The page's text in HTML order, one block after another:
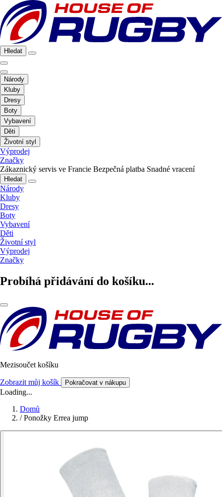
Hledat
Národy
Kluby
Dresy
Boty
Vybavení
Děti
Životní styl
Výprodej
Značky
Zákaznický servis ve Francie Bezpečná platba Snadné vracení
Hledat
Národy
Kluby
Dresy
Boty
Vybavení
Děti
Životní styl
Výprodej
Značky
Probíhá přidávání do košíku...
Mezisoučet košíku
Zobrazit můj košík Pokračovat v nákupu
Loading...
Domů
/ Ponožky Errea jump